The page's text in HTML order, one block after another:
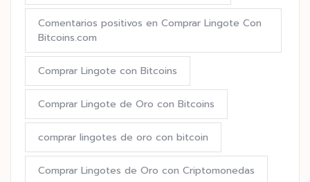
Comentarios positivos en Comprar Lingote Con
Bitcoins.com
Comprar Lingote con Bitcoins
Comprar Lingote de Oro con Bitcoins
comprar lingotes de oro con bitcoin
Comprar Lingotes de Oro con Criptomonedas